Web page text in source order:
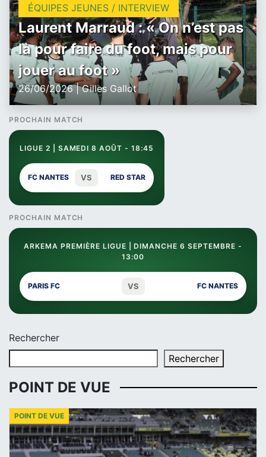
ÉQUIPES JEUNES / INTERVIEW
Laurent Marraud : « On n’est pas
là pour faire du foot, mais pour
jouer au foot »
26/06/2026 | Gilles Gallot
PROCHAIN MATCH
LIGUE 2 | SAMEDI 8 AOÛT - 18:45
FC NANTES VS RED STAR
PROCHAIN MATCH
ARKEMA PREMIÈRE LIGUE | DIMANCHE 6 SEPTEMBRE -
13:00
PARIS FC VS FC NANTES
Rechercher
Rechercher
POINT DE VUE
POINT DE VUE